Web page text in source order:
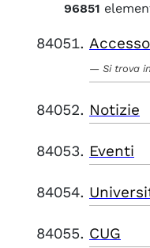
96851
Si trova in
Notizie
Eventi
CUG